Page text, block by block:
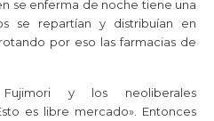
se enferma de noche tiene una
se repartían y distribuían en
por eso las farmacias de
y los neoliberales
es libre mercado». Entonces